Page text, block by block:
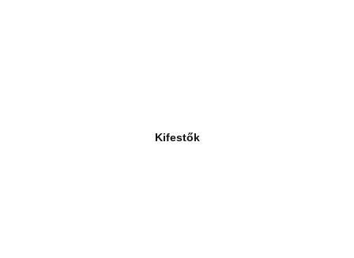
Kifestők